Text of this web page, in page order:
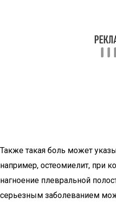
Также такая боль может
например, остеомиелит, при
нагноение плевральной
серьезным заболеванием